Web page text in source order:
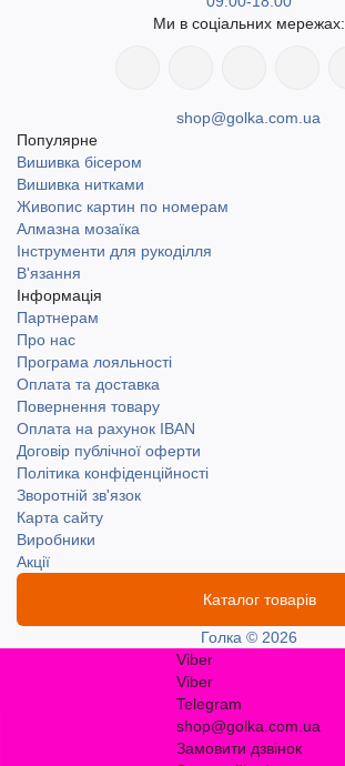
Ми в соціальних мережах:
shop@golka.com.ua
Популярне
Вишивка бісером
Вишивка нитками
Живопис картин по номерам
Алмазна мозаїка
Інструменти для рукоділля
В'язання
Інформація
Партнерам
Про нас
Програма лояльності
Оплата та доставка
Повернення товару
Оплата на рахунок IBAN
Договір публічної оферти
Політика конфіденційності
Зворотній зв'язок
Карта сайту
Виробники
Акції
Каталог товарів
Голка © 2026
Viber
Viber
Telegram
shop@golka.com.ua
Замовити дзвінок